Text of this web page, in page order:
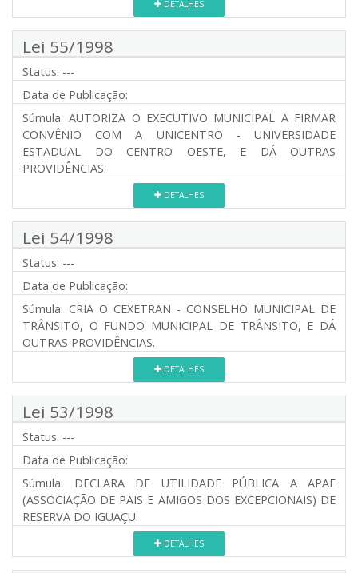
DETALHES
Lei 55/1998
Status: ---
Data de Publicação:
Súmula: AUTORIZA O EXECUTIVO MUNICIPAL A FIRMAR
CONVÊNIO COM A UNICENTRO - UNIVERSIDADE
ESTADUAL DO CENTRO OESTE, E DÁ OUTRAS
PROVIDÊNCIAS.
DETALHES
Lei 54/1998
Status: ---
Data de Publicação:
Súmula: CRIA O CEXETRAN - CONSELHO MUNICIPAL DE
TRÂNSITO, O FUNDO MUNICIPAL DE TRÂNSITO, E DÁ
OUTRAS PROVIDÊNCIAS.
DETALHES
Lei 53/1998
Status: ---
Data de Publicação:
Súmula: DECLARA DE UTILIDADE PÚBLICA A APAE
(ASSOCIAÇÃO DE PAIS E AMIGOS DOS EXCEPCIONAIS) DE
RESERVA DO IGUAÇU.
DETALHES